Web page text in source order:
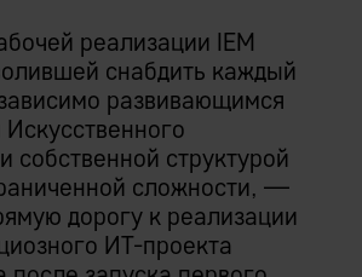
реализации IEM
снабдить каждый
развивающимся
собственной структурой
сложности, —
дорогу к реализации
ИТ-проекта